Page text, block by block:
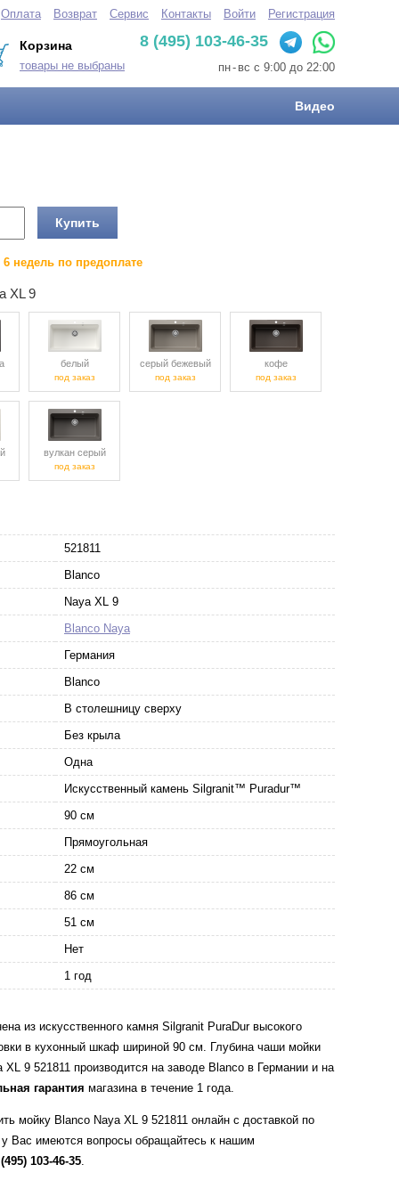
8 (495) 103-46-35
пн- вс с 9:00 до 22:00
Корзина
товары не выбраны
Видео
Оплата Возврат Сервис Контакты Войти Регистрация
Купить
недель по предоплате
XL 9
белый
под заказ
серый бежевый
под заказ
кофе
под заказ
вулкан серый
под заказ
521811
Blanco
Naya XL 9
Blanco Naya
Германия
Blanco
В столешницу сверху
Без крыла
Одна
Искусственный камень Silgranit™ Puradur™
90 см
Прямоугольная
22 см
86 см
51 см
Нет
1 год
из искусственного камня Silgranit PuraDur высокого
в кухонный шкаф шириной 90 см. Глубина чаши мойки
9 521811 производится на заводе Blanco в Германии и на
гарантия магазина в течение 1 года.
мойку Blanco Naya XL 9 521811 онлайн с доставкой по
Вас имеются вопросы обращайтесь к нашим
103-46-35